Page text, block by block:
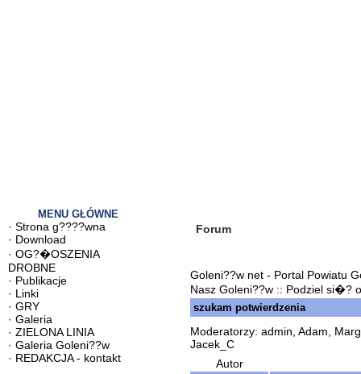
MENU GŁÓWNE
· Strona g????wna
· Download
· OG?�OSZENIA
DROBNE
· Publikacje
· Linki
· GRY
· Galeria
· ZIELONA LINIA
· Galeria Goleni??w
· REDAKCJA - kontakt
Forum
Goleni??w net - Portal Powiatu
Nasz Goleni??w :: Podziel si�?
szukam potwierdzenia
Moderatorzy: admin, Adam,
Jacek_C
Autor